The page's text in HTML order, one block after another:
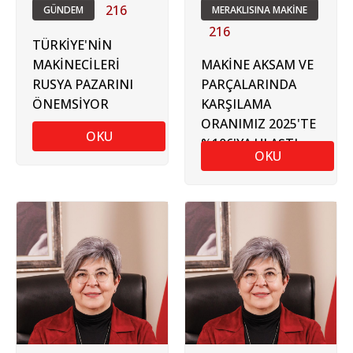
GÜNDEM 216
TÜRKİYE'NİN
MAKİNECİLERİ
RUSYA PAZARINI
ÖNEMSİYOR
OKU
MERAKLISINA MAKİNE
216
MAKİNE AKSAM VE
PARÇALARINDA
KARŞILAMA
ORANIMIZ 2025'TE
%106'YA ULAŞTI
OKU